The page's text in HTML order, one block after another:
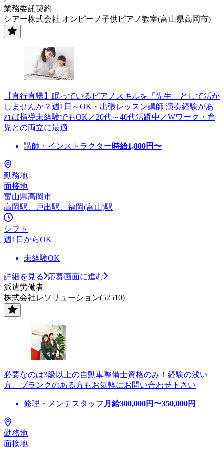
業務委託契約
シアー株式会社 オンピーノ子供ピアノ教室(富山県高岡市)
【直行直帰】眠っているピアノスキルを「先生」として活か
しませんか？週1日～OK・出張レッスン講師 演奏経験があ
れば指導未経験でもOK／20代～40代活躍中／Wワーク・育
児との両立に最適
講師・インストラクター時給1,800円〜
勤務地
面接地
富山県高岡市
高岡駅、戸出駅、福岡(富山)駅
シフト
週1日からOK
未経験OK
詳細を見る
応募画面に進む
派遣労働者
株式会社レソリューション(52510)
必要なのは3級以上の自動車整備士資格のみ！経験の浅い
方、ブランクのある方もお気軽にお問い合わせ下さい
修理・メンテスタッフ 月給300,000円〜350,000円
勤務地
面接地